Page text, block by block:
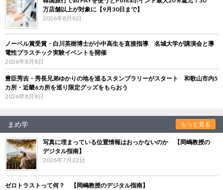
万店舗以上が対象に【9月30日まで】
2026年8月8日
ノーベル賞受賞・白川英樹博士が小中高生を直接指導 名城大学が講演会と導
電性プラスチック実験イベントを開催
2026年8月8日
豊臣秀吉・秀長兄弟ゆかりの地を巡るスタンプラリーがスタート 和歌山市内5
カ所・近畿6カ所を巡り限定グッズをもらおう
2026年8月8日
まめ学 もっと見る
写真に埋まっている位置情報はおっかないのか 【岡嶋教授の
デジタル指南】
2026年7月22日
ゼロトラストって何？ 【岡嶋教授のデジタル指南】